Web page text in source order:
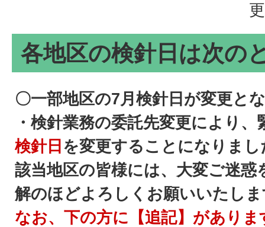
各地区の検針日は次の
〇一部地区の7月検針日が変更と
・検針業務の委託先変更により
検針日 を変更することになりまし
該当地区の皆様には、大変ご迷
解のほどよろしくお願いいたし
なお、下の方に【追記】があり